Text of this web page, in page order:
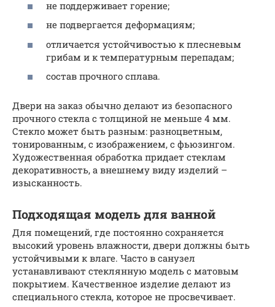
не поддерживает горение;
не подвергается деформациям;
отличается устойчивостью к плесневым
грибам и к температурным перепадам;
состав прочного сплава.
Двери на заказ обычно делают из безопасного
прочного стекла с толщиной не меньше 4 мм.
Стекло может быть разным: разноцветным,
тонированным, с изображением, с фьюзингом.
Художественная обработка придает стеклам
декоративность, а внешнему виду изделий –
изысканность.
Подходящая модель для ванной
Для помещений, где постоянно сохраняется
высокий уровень влажности, двери должны быть
устойчивыми к влаге. Часто в санузел
устанавливают стеклянную модель с матовым
покрытием. Качественное изделие делают из
специального стекла, которое не просвечивает.